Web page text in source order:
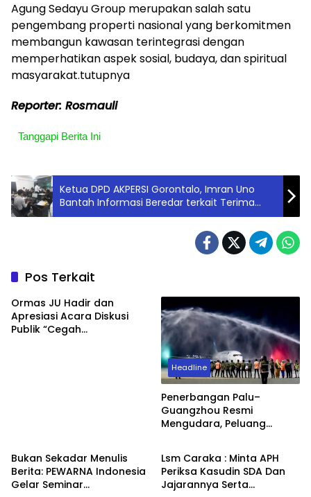
Agung Sedayu Group merupakan salah satu
pengembang properti nasional yang berkomitmen
membangun kawasan terintegrasi dengan
memperhatikan aspek sosial, budaya, dan spiritual
masyarakat.tutupnya
Reporter: Rosmauli
Tanggapi Berita Ini
Ketua DPD AKPERSI Gorontalo, Imran Uno
Bantah Informasi Beredar terkait Terima
Uang Rp24 juta, Tempuh Jalur Hukum
Pos Terkait
Ormas JU Hadir dan
Apresiasi Acara Diskusi
Publik “Cegah
Headline
Penerbangan Palu–
Guangzhou Resmi
Mengudara, Peluang
Terbuka
Bukan Sekadar Menulis
Berita: PEWARNA Indonesia
Gelar Seminar
Berita
Lsm Caraka : Minta APH
Periksa Kasudin SDA Dan
Jajarannya Serta
Headline Berita